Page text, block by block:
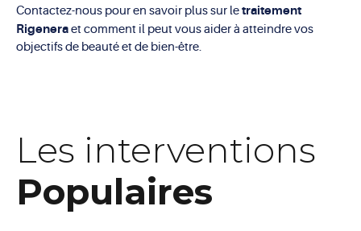
Contactez-nous pour en savoir plus sur letraitement
Rigeneraet comment il peut vous aider à atteindre vos
objectifs de beauté et de bien-être.
Les interventions
Populaires